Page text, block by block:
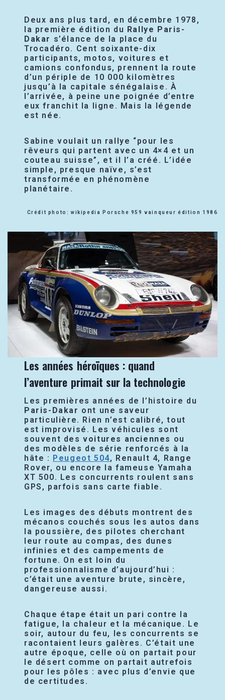
Deux ans plus tard, en décembre 1978,
la première édition du Rallye Paris-
Dakar s’élance de la place du
Trocadéro. Cent soixante-dix
participants, motos, voitures et
camions confondus, prennent la route
d’un périple de 10 000 kilomètres
jusqu’à la capitale sénégalaise. À
l’arrivée, à peine une poignée d’entre
eux franchit la ligne. Mais la légende
est née.
Sabine voulait un rallye “pour les
rêveurs qui partent avec un 4×4 et un
couteau suisse”, et il l’a créé. L’idée
simple, presque naïve, s’est
transformée en phénomène
planétaire.
Crédit photo: wikipedia Porsche 959 vainqueur édition 1986
Les années héroïques : quand
l’aventure primait sur la technologie
Les premières années de l’histoire du
Paris-Dakar ont une saveur
particulière. Rien n’est calibré, tout
est improvisé. Les véhicules sont
souvent desvoitures anciennes ou
des modèles de série renforcés à la
hâte : Peugeot 504, Renault 4, Range
Rover, ou encore la fameuse Yamaha
XT 500. Les concurrents roulent sans
GPS, parfois sans carte fiable.
Les images des débuts montrent des
mécanos couchés sous les autos dans
la poussière, des pilotes cherchant
leur route au compas, des dunes
infinies et des campements de
fortune. On est loin du
professionnalisme d’aujourd’hui :
c’était une aventure brute, sincère,
dangereuse aussi.
Chaque étape était un pari contre la
fatigue, la chaleur et la mécanique. Le
soir, autour du feu, les concurrents se
racontaient leurs galères. C’était une
autre époque, celle où on partait pour
le désert comme on partait autrefois
pour les pôles : avec plus d’envie que
de certitudes.